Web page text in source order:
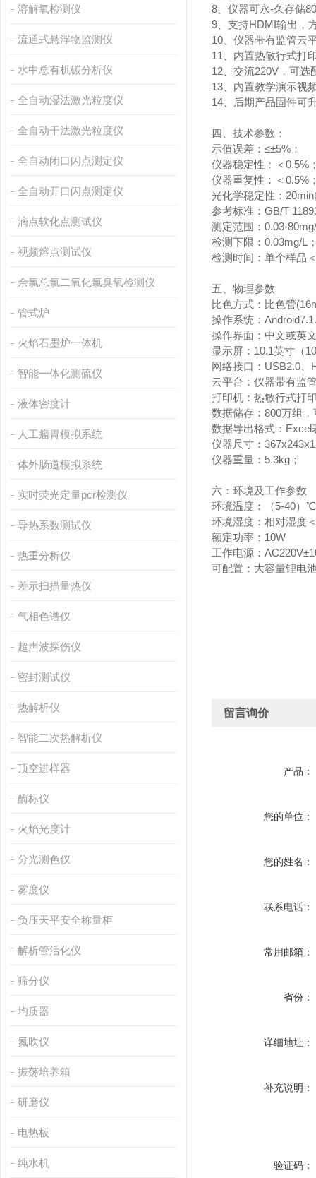
溶解氧检测仪
流通式悬浮物监测仪
水中总有机碳分析仪
全自动湿法激光粒度仪
全自动干法激光粒度仪
全自动闭口闪点测定仪
全自动开口闪点测定仪
滴点软化点测试仪
视频熔点测试仪
余氯总氯二氧化氯臭氧检测仪
管式炉
火焰石墨炉一体机
智能一体化测硫仪
液体密度计
人工瘤胃模拟系统
体外肠道模拟系统
实时荧光定量pcr检测仪
导热系数测试仪
热重分析仪
差示扫描量热仪
气相色谱仪
超声波探伤仪
密封测试仪
热解析仪
智能二次热解析仪
顶空进样器
酶标仪
火焰光度计
分光测色仪
雾度仪
负压天平安全称量柜
解析管活化仪
筛分仪
均质器
氮吹仪
振荡培养箱
研磨仪
电热板
纯水机
8、仪器可永-久存储
9、支持HDMI输出，
10、仪器带有监管云
11、内置热敏行式打
12、交流220V，可
13、内置教学演示视
14、后期产品固件可
四、技术参数：
示值误差：≤±5%；
仪器稳定性：＜
仪器重复性：＜
光化学稳定性：
参考标准：GB/T
测定范围：0.03-
检测下限：0.03mg/L
检测时间：单个样品
五、物理参数
比色方式：比色管
操作系统：
操作界面：中文或英
显示屏：10.1英寸（
网络接口：USB2.0
云平台：仪器带有监
打印机：热敏行式打
数据储存：800万组
数据导出格式：
仪器尺寸：
仪器重量：5.3kg；
六：环境及工作参数
环境温度：（5-40
环境湿度：相对湿度
额定功率：10W
工作电源：
可配置：大容量锂电
留言询价
产品：
您的单位：
您的姓名：
联系电话：
常用邮箱：
省份：
详细地址：
补充说明：
验证码：